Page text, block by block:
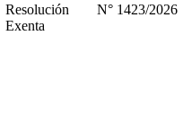
Resolución
Exenta
N° 1423/2026